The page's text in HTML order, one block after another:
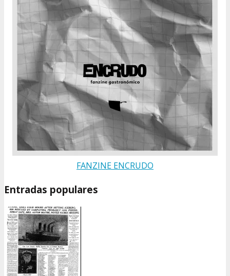
FANZINE ENCRUDO
Entradas populares